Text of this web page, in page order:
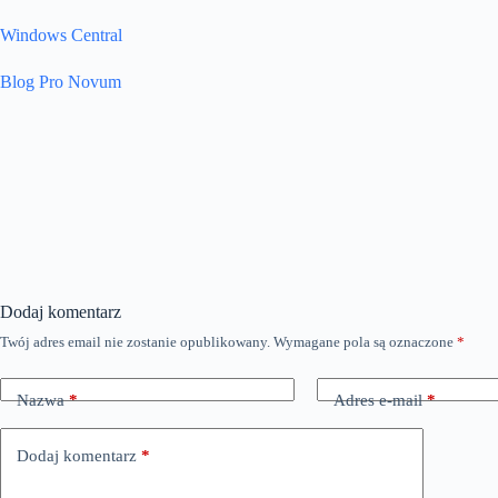
Windows Central
Blog Pro Novum
Dodaj komentarz
Twój adres email nie zostanie opublikowany. Wymagane pola są oznaczone *
Nazwa* Adres e-mail*
Dodaj komentarz *